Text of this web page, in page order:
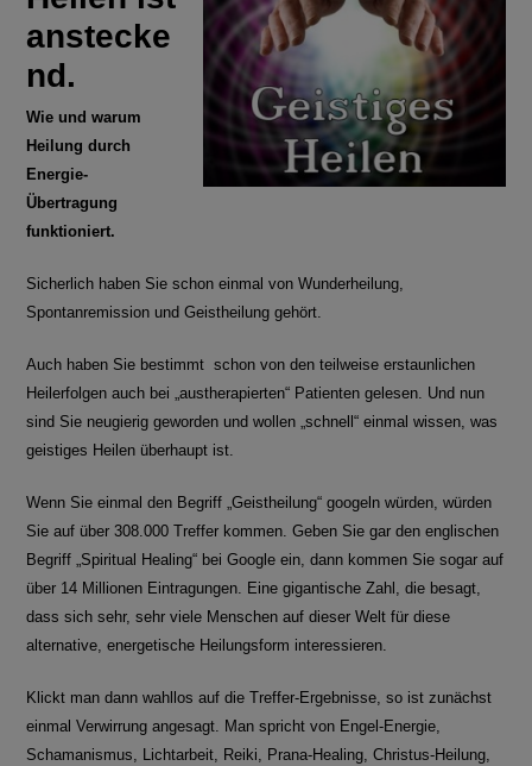
anstecke
nd.
Wie und warum
Heilung durch
Energie-
Übertragung
funktioniert.
Sicherlich haben Sie schon einmal von Wunderheilung,
Spontanremission und Geistheilung gehört.
Auch haben Sie bestimmt schon von den teilweise erstaunlichen
Heilerfolgen auch bei „austherapierten“ Patienten gelesen. Und nun
sind Sie neugierig geworden und wollen „schnell“ einmal wissen, was
geistiges Heilen überhaupt ist.
Wenn Sie einmal den Begriff „Geistheilung“ googeln würden, würden
Sie auf über 308.000 Treffer kommen. Geben Sie gar den englischen
Begriff „Spiritual Healing“ bei Google ein, dann kommen Sie sogar auf
über 14 Millionen Eintragungen. Eine gigantische Zahl, die besagt,
dass sich sehr, sehr viele Menschen auf dieser Welt für diese
alternative, energetische Heilungsform interessieren.
Klickt man dann wahllos auf die Treffer-Ergebnisse, so ist zunächst
einmal Verwirrung angesagt. Man spricht von Engel-Energie,
Schamanismus, Lichtarbeit, Reiki, Prana-Healing, Christus-Heilung,